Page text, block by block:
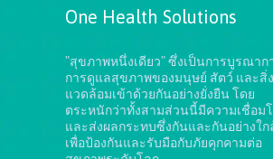
One Health Solutions
"สุขภาพหนึ่งเดียว" ซึ่งเป็นการบูรณาก
การดูแลสุขภาพของมนุษย์ สัตว์ และสิ่ง
แวดล้อมเข้าด้วยกันอย่างยั่งยืนโดย
ตระหนักว่าทั้งสามส่วนนี้มีความเชื่อมโ
และส่งผลกระทบซึ่งกันและกันอย่างใ
เพื่อป้องกันและรับมือกับภัยคุกคามต่อ